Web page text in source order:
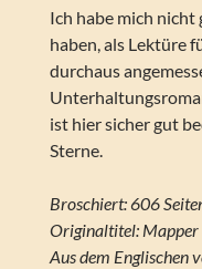
Ich habe mich nicht
haben, als Lektüre
durchaus
ist hier sicher gut
Sterne.
Broschiert: 606
Originaltitel: Mapper
Aus dem Englischen